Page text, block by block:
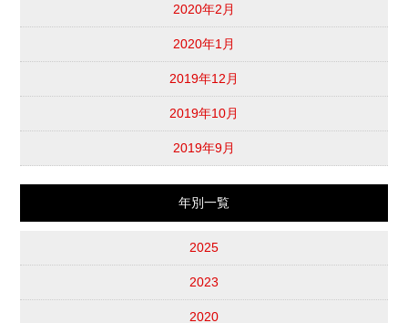
2020年2月
2020年1月
2019年12月
2019年10月
2019年9月
年別一覧
2025
2023
2020